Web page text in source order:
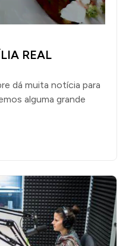
REAL
dá muita notícia para
alguma grande